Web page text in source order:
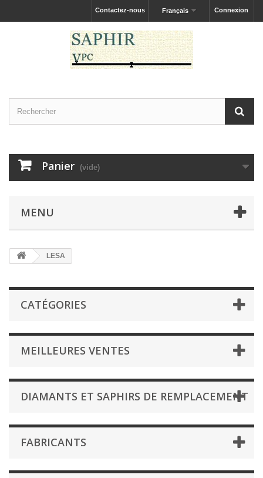
Connexion
Français
Contactez-nous
Panier (vide)
MENU
LESA
CATÉGORIES
MEILLEURES VENTES
DIAMANTS ET SAPHIRS DE REMPLACEMENT
FABRICANTS